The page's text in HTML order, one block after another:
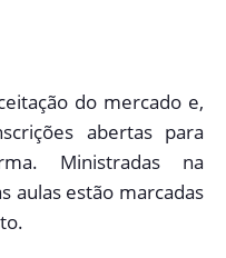
do mercado e,
abertas para
Ministradas na
aulas estão marcadas